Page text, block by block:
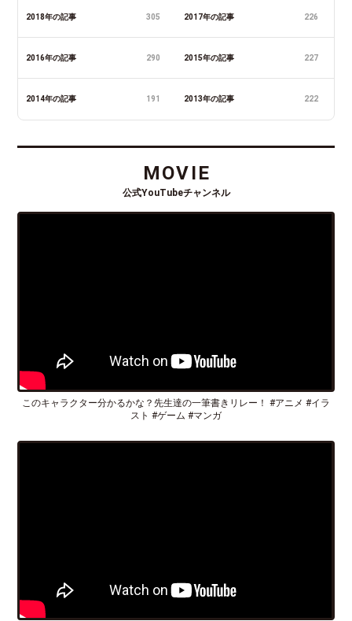
2018年の記事 305 2017年の記事 226
2016年の記事 290 2015年の記事 227
2014年の記事 191 2013年の記事 222
MOVIE
公式YouTubeチャンネル
このキャラクター分かるかな？先生達の一筆書きリレー！ #アニメ #イラ
スト #ゲーム #マンガ